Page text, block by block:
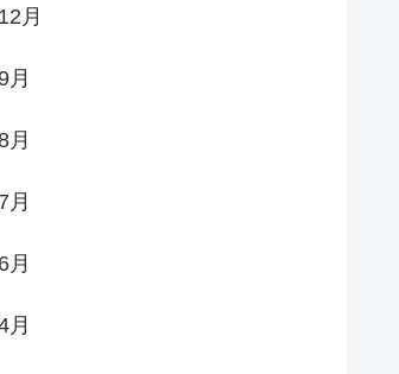
月
月
月
月
月
月